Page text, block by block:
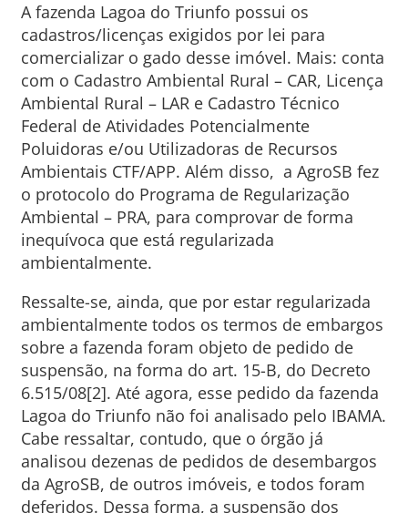
A fazenda Lagoa do Triunfo possui os
cadastros/licenças exigidos por lei para
comercializar o gado desse imóvel. Mais: conta
com o Cadastro Ambiental Rural – CAR, Licença
Ambiental Rural – LAR e Cadastro Técnico
Federal de Atividades Potencialmente
Poluidoras e/ou Utilizadoras de Recursos
Ambientais CTF/APP. Além disso, a AgroSB fez
o protocolo do Programa de Regularização
Ambiental – PRA, para comprovar de forma
inequívoca que está regularizada
ambientalmente.
Ressalte-se, ainda, que por estar regularizada
ambientalmente todos os termos de embargos
sobre a fazenda foram objeto de pedido de
suspensão, na forma do art. 15-B, do Decreto
6.515/08[2]. Até agora, esse pedido da fazenda
Lagoa do Triunfo não foi analisado pelo IBAMA.
Cabe ressaltar, contudo, que o órgão já
analisou dezenas de pedidos de desembargos
da AgroSB, de outros imóveis, e todos foram
deferidos. Dessa forma, a suspensão dos